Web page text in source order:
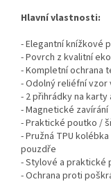
Hlavní vlastnosti:
- Elegantní knížkové
- Povrch z kvalitní
- Kompletní ochrana
- Odolný reliéfní
- 2 přihrádky na karty
- Magnetické zavírání
- Praktické poutko /
- Pružná TPU
pouzdře
- Stylové a praktické
- Ochrana proti